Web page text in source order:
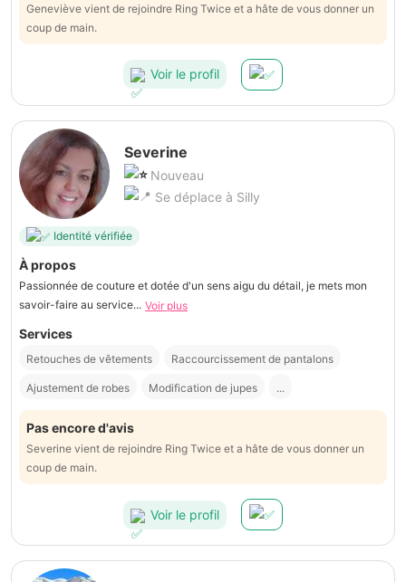
Geneviève vient de rejoindre Ring Twice et a hâte de vous donner un
coup de main.
Voir le profil
Severine
Nouveau
Se déplace à Silly
Identité vérifiée
À propos
Passionnée de couture et dotée d'un sens aigu du détail, je mets mon
savoir-faire au service... Voir plus
Services
Retouches de vêtements Raccourcissement de pantalons
Ajustement de robes Modification de jupes ...
Pas encore d'avis
Severine vient de rejoindre Ring Twice et a hâte de vous donner un
coup de main.
Voir le profil